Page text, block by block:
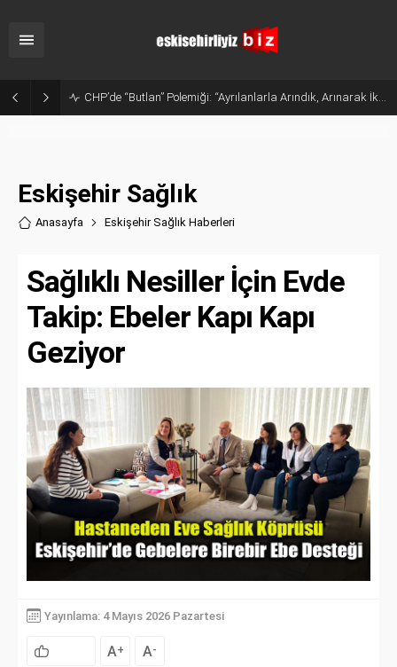
Sanayide Altyapı ve Temizlik Tepkisi: Gürhan Albayrak Küçük Sanayi Esnafını Ziyaret Etti
Eskişehir Sağlık
Anasayfa Eskişehir Sağlık Haberleri
Sağlıklı Nesiller İçin Evde
Takip: Ebeler Kapı Kapı
Geziyor
Yayınlama: 4 Mayıs 2026 Pazartesi
A+ A-